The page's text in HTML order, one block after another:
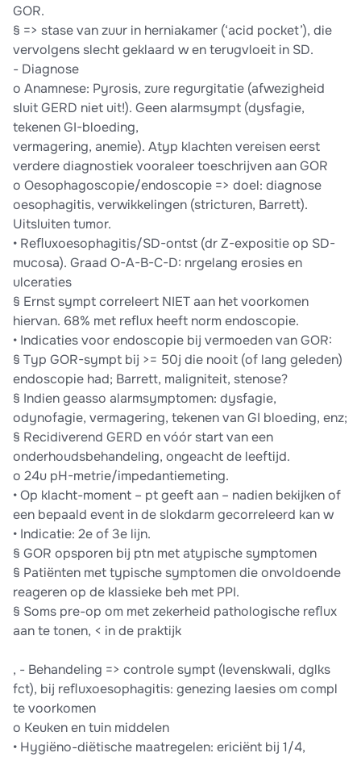
GOR.
§ => stase van zuur in herniakamer (‘acid pocket’), die
vervolgens slecht geklaard w en terugvloeit in SD.
- Diagnose
o Anamnese: Pyrosis, zure regurgitatie (afwezigheid
sluit GERD niet uit!). Geen alarmsympt (dysfagie,
tekenen GI-bloeding,
vermagering, anemie). Atyp klachten vereisen eerst
verdere diagnostiek vooraleer toeschrijven aan GOR
o Oesophagoscopie/endoscopie => doel: diagnose
oesophagitis, verwikkelingen (stricturen, Barrett).
Uitsluiten tumor.
• Reﬂuxoesophagitis/SD-ontst (dr Z-expositie op SD-
mucosa). Graad O-A-B-C-D: nrgelang erosies en
ulceraties
§ Ernst sympt correleert NIET aan het voorkomen
hiervan. 68% met reﬂux heeft norm endoscopie.
• Indicaties voor endoscopie bij vermoeden van GOR:
§ Typ GOR-sympt bij >= 50j die nooit (of lang geleden)
endoscopie had; Barrett, maligniteit, stenose?
§ Indien geasso alarmsymptomen: dysfagie,
odynofagie, vermagering, tekenen van GI bloeding, enz;
§ Recidiverend GERD en vóór start van een
onderhoudsbehandeling, ongeacht de leeftijd.
o 24u pH-metrie/impedantiemeting.
• Op klacht-moment – pt geeft aan – nadien bekijken of
een bepaald event in de slokdarm gecorreleerd kan w
• Indicatie: 2e of 3e lijn.
§ GOR opsporen bij ptn met atypische symptomen
§ Patiënten met typische symptomen die onvoldoende
reageren op de klassieke beh met PPI.
§ Soms pre-op om met zekerheid pathologische reﬂux
aan te tonen, < in de praktijk
, - Behandeling => controle sympt (levenskwali, dglks
fct), bij reﬂuxoesophagitis: genezing laesies om compl
te voorkomen
o Keuken en tuin middelen
• Hygiëno-diëtische maatregelen: ericiënt bij 1/4,